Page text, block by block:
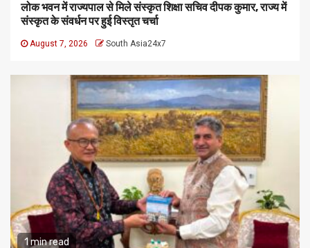
लोक भवन में राज्यपाल से मिले संस्कृत शिक्षा सचिव दीपक कुमार, राज्य में
संस्कृत के संवर्धन पर हुई विस्तृत चर्चा
August 7, 2026 South Asia24x7
1 min read